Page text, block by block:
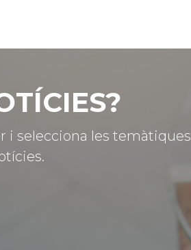
i selecciona les temàtiques